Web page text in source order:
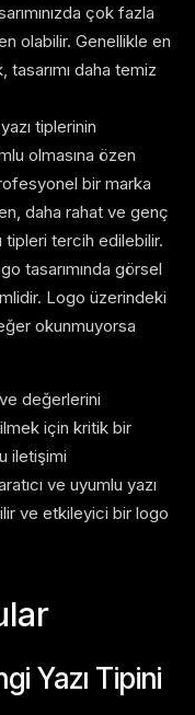
çok fazla
olabilir. Genellikle en
daha temiz
tiplerinin
olmasına özen
bir marka
daha rahat ve genç
tipleri tercih edilebilir.
tasarımında görsel
Logo üzerindeki
okunmuyorsa
ve değerlerini
için kritik bir
iletişimi
ve uyumlu yazı
ve etkileyici bir logo
Yazı Tipini